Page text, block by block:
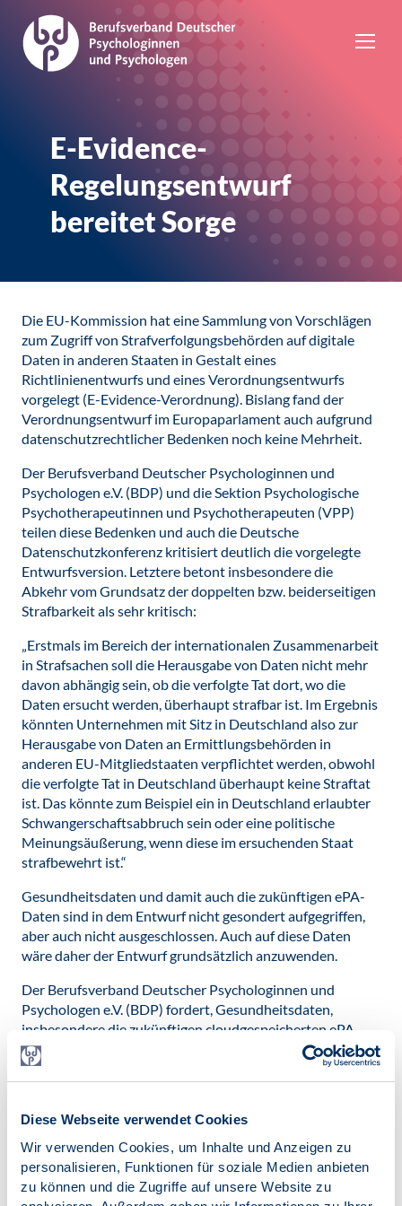
Diese Webseite verwendet Cookies
Wir verwenden Cookies, um Inhalte und Anzeigen zu
personalisieren, Funktionen für soziale Medien anbieten
zu können und die Zugriffe auf unsere Website zu
E-Evidence-
Regelungsentwurf
bereitet Sorge
Die EU-Kommission hat eine Sammlung von Vorschlägen
zum Zugriff von Strafverfolgungsbehörden auf digitale
Daten in anderen Staaten in Gestalt eines
Richtlinienentwurfs und eines Verordnungsentwurfs
vorgelegt (E-Evidence-Verordnung). Bislang fand der
Verordnungsentwurf im Europaparlament auch aufgrund
datenschutzrechtlicher Bedenken noch keine Mehrheit.
Der Berufsverband Deutscher Psychologinnen und
Psychologen e.V. (BDP) und die Sektion Psychologische
Psychotherapeutinnen und Psychotherapeuten (VPP)
teilen diese Bedenken und auch die Deutsche
Datenschutzkonferenz kritisiert deutlich die vorgelegte
Entwurfsversion. Letztere betont insbesondere die
Abkehr vom Grundsatz der doppelten bzw. beiderseitigen
Strafbarkeit als sehr kritisch:
„Erstmals im Bereich der internationalen Zusammenarbeit
in Strafsachen soll die Herausgabe von Daten nicht mehr
davon abhängig sein, ob die verfolgte Tat dort, wo die
Daten ersucht werden, überhaupt strafbar ist. Im Ergebnis
könnten Unternehmen mit Sitz in Deutschland also zur
Herausgabe von Daten an Ermittlungsbehörden in
anderen EU-Mitgliedstaaten verpflichtet werden, obwohl
die verfolgte Tat in Deutschland überhaupt keine Straftat
ist. Das könnte zum Beispiel ein in Deutschland erlaubter
Schwangerschaftsabbruch sein oder eine politische
Meinungsäußerung, wenn diese im ersuchenden Staat
strafbewehrt ist.“
Gesundheitsdaten und damit auch die zukünftigen ePA-
Daten sind in dem Entwurf nicht gesondert aufgegriffen,
aber auch nicht ausgeschlossen. Auch auf diese Daten
wäre daher der Entwurf grundsätzlich anzuwenden.
Der Berufsverband Deutscher Psychologinnen und
Psychologen e.V. (BDP) fordert, Gesundheitsdaten,
insbesondere die zukünftigen cloudgespeicherten ePA-
Daten gesetzlich Versicherter besonders zu schützen. e-
PA Daten dürfen auf keinen Fall im Rahmen einer allg.
Herausgaberegelung inkludiert werden.
Der BDP und weitere Organisationen unterstützen
daher eine Petition gegen den
Entwurf:https://chng.it/ThbKFqRP
Quellen: